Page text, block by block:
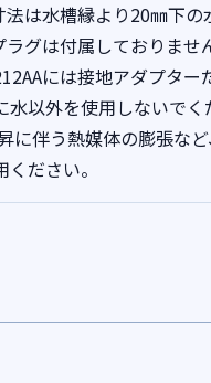
は水槽縁より20㎜下の
グは付属しておりませ
には接地アダプター
以外を使用しないでく
に伴う熱媒体の膨張な
ださい。